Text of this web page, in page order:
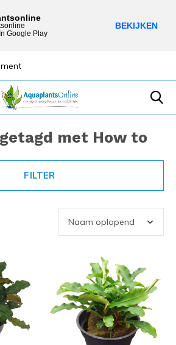
met How to
FILTER
Google Play
BEKIJKEN